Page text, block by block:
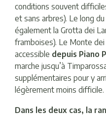
conditions souvent
et sans arbres). Le long
également la Grotta dei
framboises). Le Monte
accessible depuis Piano
marche jusqu’à
supplémentaires pour y
légèrement moins difficile.
Dans les deux cas, la